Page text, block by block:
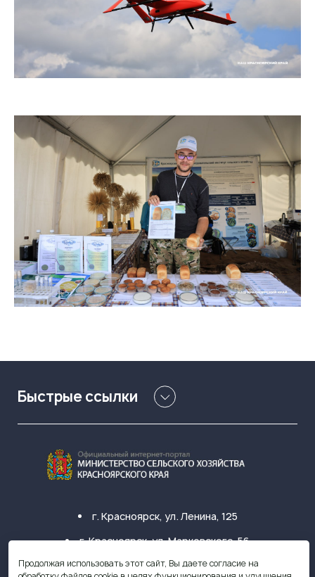
Быстрые ссылки
г. Красноярск, ул. Ленина, 125
г. Красноярск, ул. Марковского, 56
+7 (391) 249-31-33
Продолжая использовать этот сайт, Вы даете согласие на